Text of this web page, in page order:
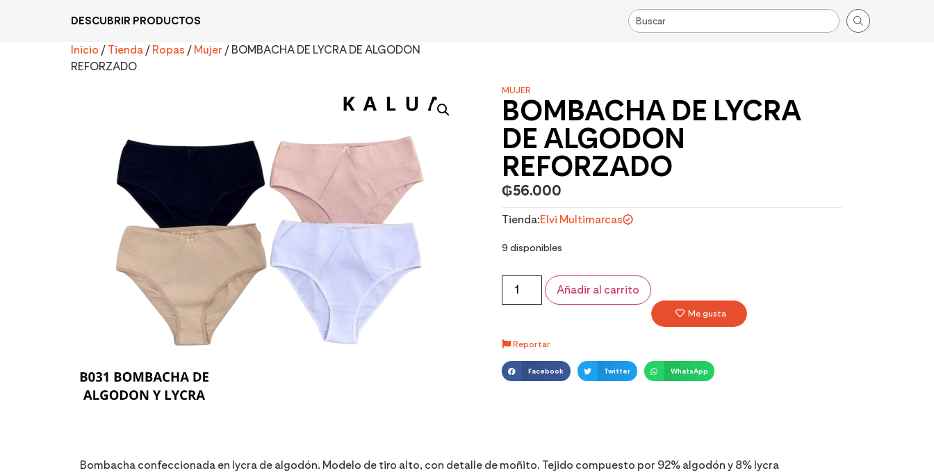
DESCUBRIR PRODUCTOS
Inicio / Tienda / Ropas / Mujer / BOMBACHA DE LYCRA DE ALGODON
REFORZADO
MUJER
BOMBACHA DE LYCRA
DE ALGODON
REFORZADO
₲56.000
Tienda:Elvi Multimarcas
9 disponibles
Añadir al carrito
Me gusta
Reportar
Facebook Twitter WhatsApp
Bombacha confeccionada en lycra de algodón. Modelo de tiro alto, con detalle de moñito. Tejido compuesto por 92% algodón y 8% lycra